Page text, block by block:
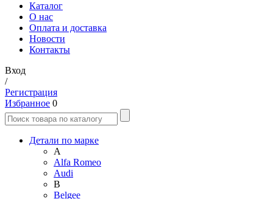
Каталог
О нас
Оплата и доставка
Новости
Контакты
Вход
/
Регистрация
Избранное 0
Детали по марке
A
Alfa Romeo
Audi
B
Belgee